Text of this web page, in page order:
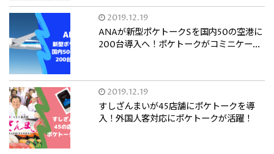
2019.12.19
ANAが新型ポケトークSを国内50の空港に
200台導入へ！ポケトークがコミニケー...
2019.12.19
すしざんまいが45店舗にポケトークを導
入！外国人客対応にポケトークが活躍！